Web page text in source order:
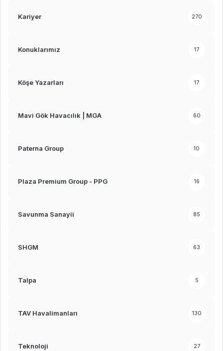
Kariyer 270
Konuklarımız 17
Köşe Yazarları 17
Mavi Gök Havacılık | MGA 60
Paterna Group 10
Plaza Premium Group - PPG 16
Savunma Sanayii 85
SHGM 63
Talpa 5
TAV Havalimanları 130
Teknoloji 27